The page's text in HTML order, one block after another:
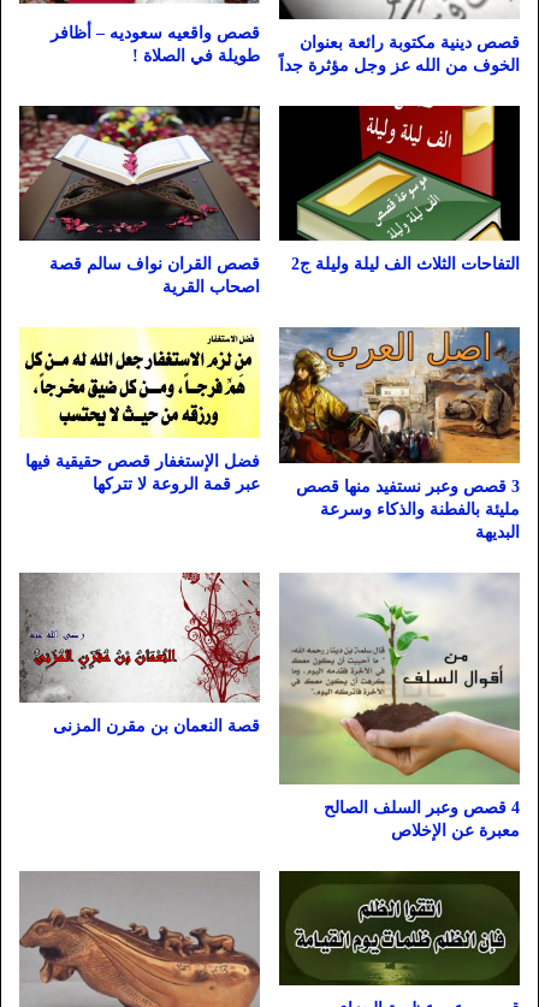
قصص دينية مكتوبة رائعة بعنوان
الخوف من الله عز وجل مؤثرة جداً
قصص واقعيه سعوديه – أظافر
طويلة في الصلاة !
التفاحات الثلاث الف ليلة وليلة ج2
قصص القران نواف سالم قصة
اصحاب القرية
3 قصص وعبر نستفيد منها قصص
مليئة بالفطنة والذكاء وسرعة
البديهة
فضل الإستغفار قصص حقيقية فيها
عبر قمة الروعة لا تتركها
4 قصص وعبر السلف الصالح
معبرة عن الإخلاص
قصة النعمان بن مقرن المزنى